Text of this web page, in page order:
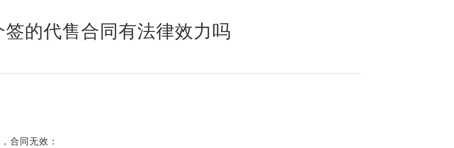
的代售合同有法律效力吗
合同无效：